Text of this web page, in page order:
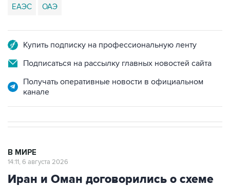
ЕАЭС ОАЭ
Купить подписку на профессиональную ленту
Подписаться на рассылку главных новостей сайта
Получать оперативные новости в официальном
канале
В МИРЕ
14:11, 6 августа 2026
Иран и Оман договорились о схеме